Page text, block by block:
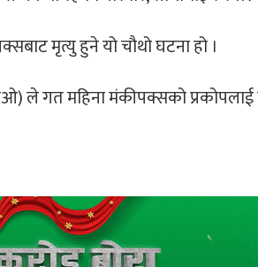
मृत्यु हुने यो चौथो घटना हो ।
ले गत महिना मंकीपक्सको प्रकोपलाई